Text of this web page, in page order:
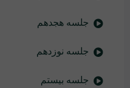
جلسه هجدهم
جلسه نوزدهم
جلسه بیستم